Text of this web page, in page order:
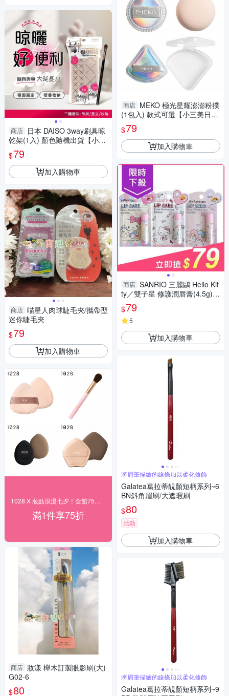
商店 日本 DAISO 3way刷具晾
乾架(1入) 顏色隨機出貨【小三
美日】 DS022422
$79
加入購物車
商店 喵星人肉球睫毛夾/攜帶型
迷你睫毛夾
$79
加入購物車
滿1件享75折
商店 妝漾 櫸木訂製眼影刷(大)
G02-6
$80
商店 MEKO 極光星耀澎澎粉撲
(1包入) 款式可選【小三美日】
DS016962
$79
加入購物車
商店 SANRIO 三麗鷗 Hello Kit
ty／雙子星 修護潤唇膏(4.5g)
款式可選【小三美日】
$79
5
加入購物車
將眉筆描繪的線條加以柔化修飾
Galatea葛拉蒂靚顏短柄系列~6
BN斜角眉刷/大遮瑕刷
$80
活動
加入購物車
將眉筆描繪的線條加以柔化修飾
Galatea葛拉蒂靚顏短柄系列~9